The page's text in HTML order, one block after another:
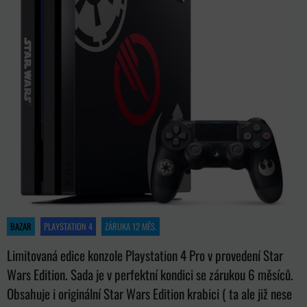
BAZAR PLAYSTATION 4 ZÁRUKA 12 MĚS.
Limitovaná edice konzole Playstation 4 Pro v provedení Star
Wars Edition. Sada je v perfektní kondici se zárukou 6 měsíců.
Obsahuje i originální Star Wars Edition krabici ( ta ale již nese